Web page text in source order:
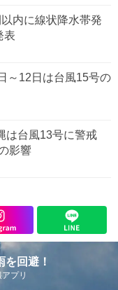
内に線状降水帯発
表
～12日は台風15号の
は台風13号に警戒
影響
を回避！
プリ